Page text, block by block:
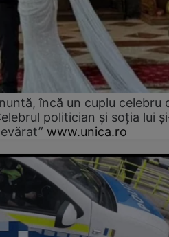
încă un cuplu celebru
politician și soția lui
www.unica.ro